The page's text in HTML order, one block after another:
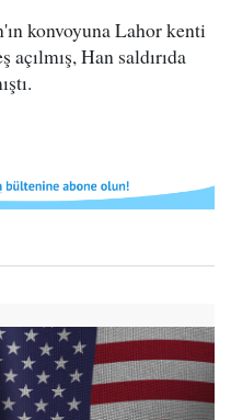
konvoyuna Lahor kenti
Han saldırıda